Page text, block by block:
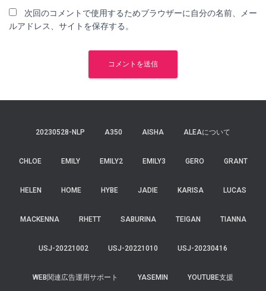
次回のコメントで使用するためブラウザーに自分の名前、メー
ルアドレス、サイトを保存する。
20230528-NLP A350 AISHA ALEAについて
CHLOE EMILY EMILY2 EMILY3 GERO GRANT
HELEN HOME HYBE JADIE KARISA LUCAS
MACKENNA RHETT SABURINA TEIGAN TIANNA
USJ-20221002 USJ-20221010 USJ-20230416
WEB関連広告運用サポート YASEMIN YOUTUBE支援